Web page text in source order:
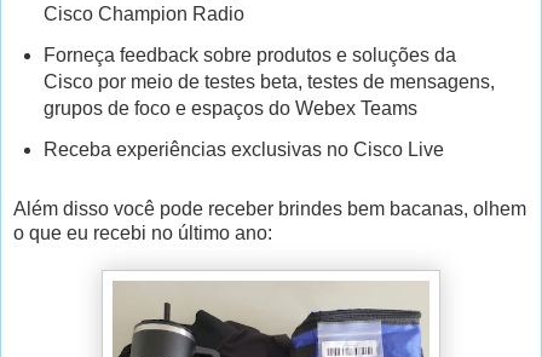
Cisco Champion Radio
Forneça feedback sobre produtos e soluções da
Cisco por meio de testes beta, testes de mensagens,
grupos de foco e espaços do Webex Teams
Receba experiências exclusivas no Cisco Live
Além disso você pode receber brindes bem bacanas, olhem
o que eu recebi no último ano: